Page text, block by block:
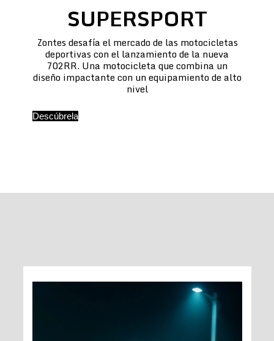
SUPERSPORT
Zontes desafía el mercado de las motocicletas
deportivas con el lanzamiento de la nueva
702RR. Una motocicleta que combina un
diseño impactante con un equipamiento de alto
nivel
Descúbrela